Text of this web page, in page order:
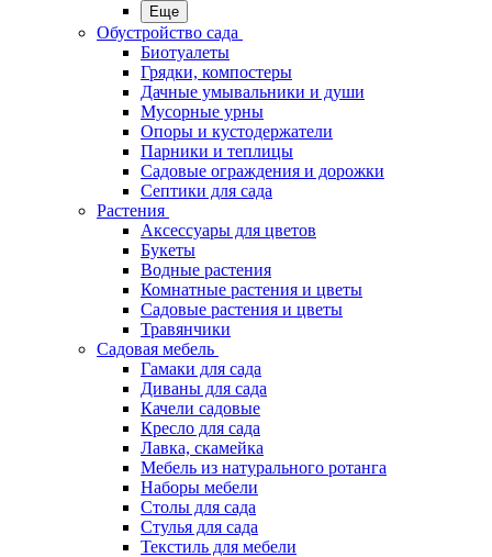
Еще
Обустройство сада
Биотуалеты
Грядки, компостеры
Дачные умывальники и души
Мусорные урны
Опоры и кустодержатели
Парники и теплицы
Садовые ограждения и дорожки
Септики для сада
Растения
Аксессуары для цветов
Букеты
Водные растения
Комнатные растения и цветы
Садовые растения и цветы
Травянчики
Садовая мебель
Гамаки для сада
Диваны для сада
Качели садовые
Кресло для сада
Лавка, скамейка
Мебель из натурального ротанга
Наборы мебели
Столы для сада
Стулья для сада
Текстиль для мебели